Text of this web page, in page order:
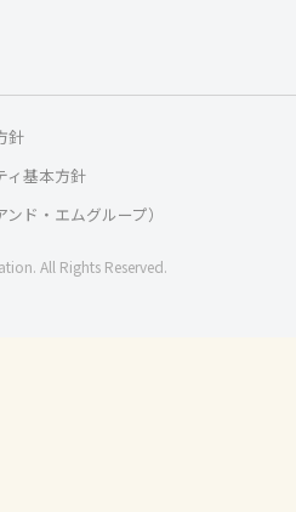
針
ィ基本方針
ンド・エムグループ）